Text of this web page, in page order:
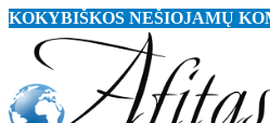
KOKYBIŠKOS NEŠIOJAMŲ